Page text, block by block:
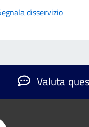
disservizio
Valuta